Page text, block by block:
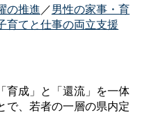
の推進／男性の家事・育
育てと仕事の両立支援
育成」と「還流」を一体
で、若者の一層の県内定